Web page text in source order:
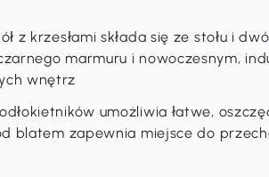
z krzesłami składa się ze stołu i
marmuru i nowoczesnym,
wnętrz
umożliwia łatwe,
blatem zapewnia miejsce do